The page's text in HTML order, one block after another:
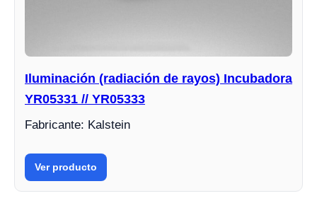
Iluminación (radiación de rayos) Incubadora
YR05331 // YR05333
Fabricante: Kalstein
Ver producto